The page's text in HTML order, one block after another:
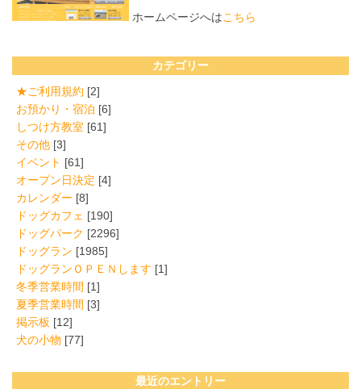
ホームページへはこちら
カテゴリー
★ご利用規約 [2]
お預かり・宿泊 [6]
しつけ方教室 [61]
その他 [3]
イベント [61]
オープン日決定 [4]
カレンダー [8]
ドッグカフェ [190]
ドッグパーク [2296]
ドッグラン [1985]
ドッグランＯＰＥＮします [1]
冬季営業時間 [1]
夏季営業時間 [3]
掲示板 [12]
犬の小物 [77]
最近のエントリー